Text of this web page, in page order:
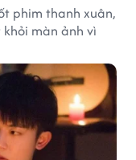
phim thanh xuân,
màn ảnh vì